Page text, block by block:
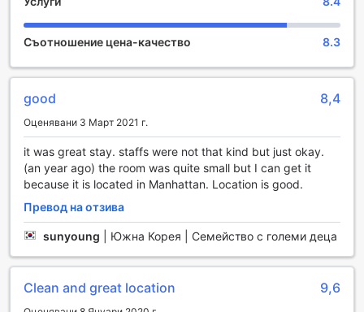
в Ню Йорк още по-вълнуващ. Хотелът разполага с
ден, изпълнен с разглеждане на забележителности. Тук
ще откриете разнообразие от коктейли, вино и бира,
които да съпътстват приятните разговори с приятели
Освен това, хотелът предлага споделена зона за отдих
с телевизор, идеална за социализиране или просто за
гледане на любимите ви предавания и спортни събития.
Тази зона е перфектна за тези, които искат да се
свържат с другите гости, да обменят впечатления от
града или просто да се насладят на релаксираща
Downtown Manhattan/World Trade Center Area съчетава
комфорт и забавление, осигурявайки на своите гости
незабравими моменти в сърцето на Ню Йорк.
Manhattan/World Trade Center Area
Съотношение цена-качество 8.3
good 8,4
Оценявани 3 Март 2021 г.
it was great stay. staffs were not that kind but just okay.
(an year ago) the room was quite small but I can get it
because it is located in Manhattan. Location is good.
Превод на отзива
sunyoung Южна Корея | Семейство с големи деца
Clean and great location 9,6